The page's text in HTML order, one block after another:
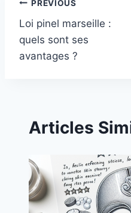
Post
navigation
PREVIOUS
Loi pinel marseille :
quels sont ses
avantages ?
Articles